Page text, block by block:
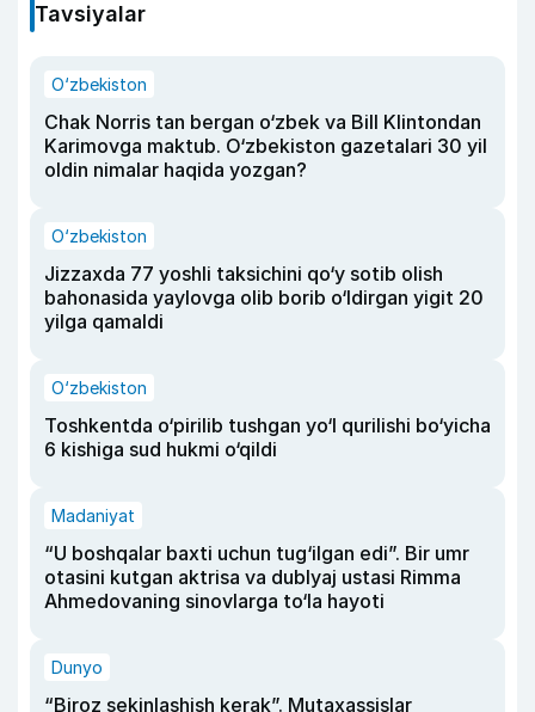
Tavsiyalar
O‘zbekiston
Chak Norris tan bergan o‘zbek va Bill Klintondan
Karimovga maktub. O‘zbekiston gazetalari 30 yil
oldin nimalar haqida yozgan?
O‘zbekiston
Jizzaxda 77 yoshli taksichini qo‘y sotib olish
bahonasida yaylovga olib borib o‘ldirgan yigit 20
yilga qamaldi
O‘zbekiston
Toshkentda o‘pirilib tushgan yo‘l qurilishi bo‘yicha
6 kishiga sud hukmi o‘qildi
Madaniyat
“U boshqalar baxti uchun tug‘ilgan edi”. Bir umr
otasini kutgan aktrisa va dublyaj ustasi Rimma
Ahmedovaning sinovlarga to‘la hayoti
Dunyo
“Biroz sekinlashish kerak”. Mutaxassislar